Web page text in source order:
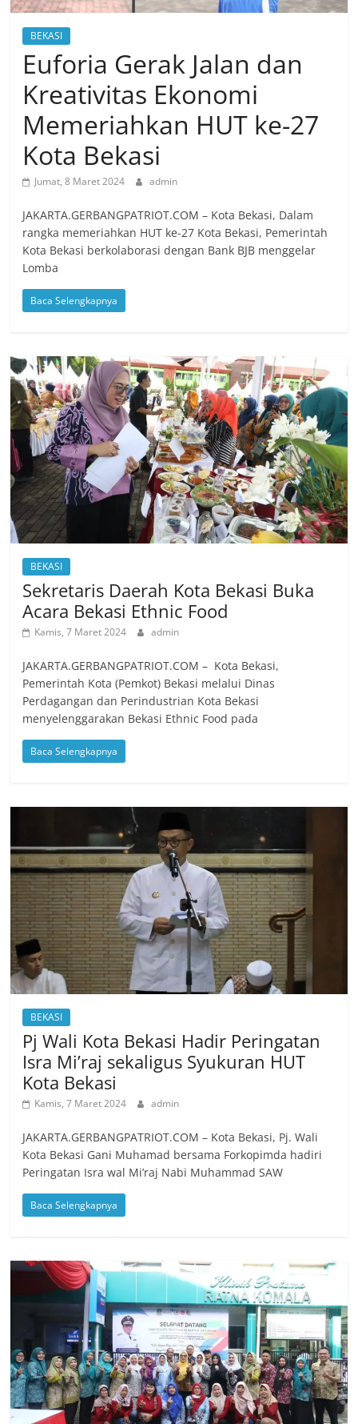
BEKASI
Euforia Gerak Jalan dan
Kreativitas Ekonomi
Memeriahkan HUT ke-27
Kota Bekasi
Jumat, 8 Maret 2024 admin
JAKARTA.GERBANGPATRIOT.COM – Kota Bekasi, Dalam
rangka memeriahkan HUT ke-27 Kota Bekasi, Pemerintah
Kota Bekasi berkolaborasi dengan Bank BJB menggelar
Lomba
Baca Selengkapnya
BEKASI
Sekretaris Daerah Kota Bekasi Buka
Acara Bekasi Ethnic Food
Kamis, 7 Maret 2024 admin
JAKARTA.GERBANGPATRIOT.COM – Kota Bekasi,
Pemerintah Kota (Pemkot) Bekasi melalui Dinas
Perdagangan dan Perindustrian Kota Bekasi
menyelenggarakan Bekasi Ethnic Food pada
Baca Selengkapnya
BEKASI
Pj Wali Kota Bekasi Hadir Peringatan
Isra Mi’raj sekaligus Syukuran HUT
Kota Bekasi
Kamis, 7 Maret 2024 admin
JAKARTA.GERBANGPATRIOT.COM – Kota Bekasi, Pj. Wali
Kota Bekasi Gani Muhamad bersama Forkopimda hadiri
Peringatan Isra wal Mi’raj Nabi Muhammad SAW
Baca Selengkapnya